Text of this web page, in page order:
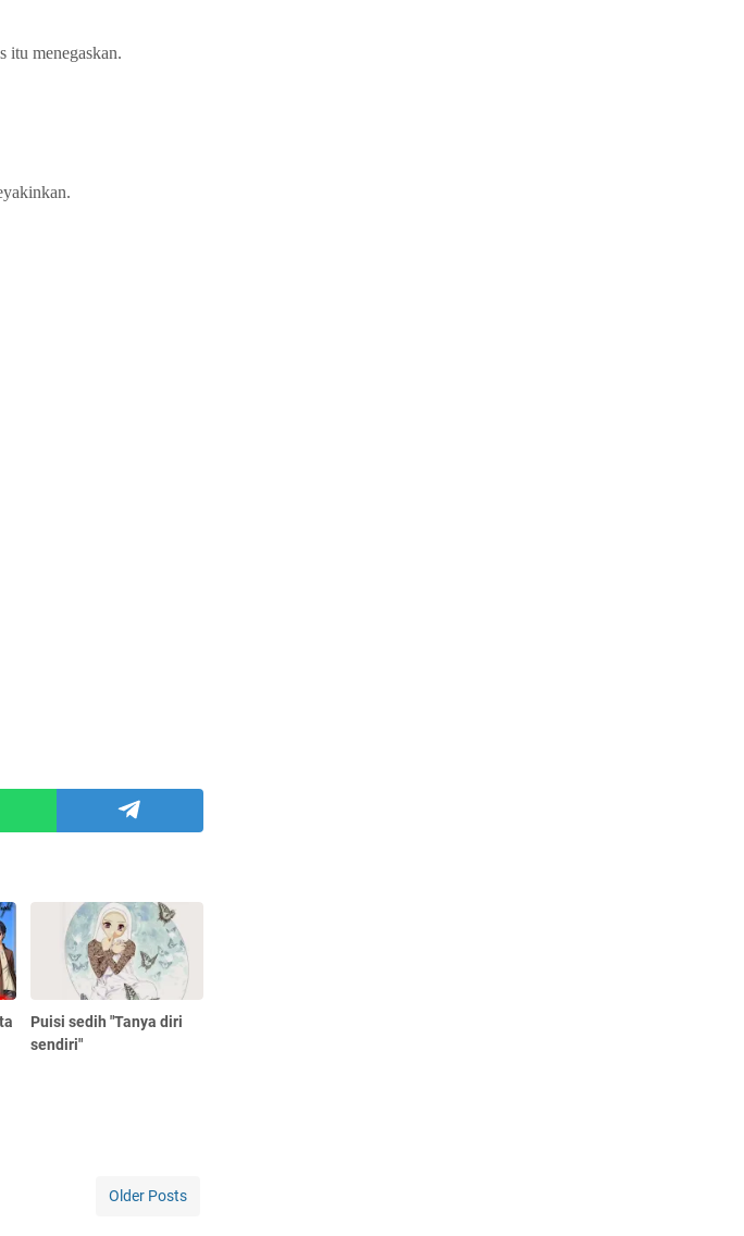
itu menegaskan.
Puisi sedih "Tanya diri
sendiri"
Older Posts